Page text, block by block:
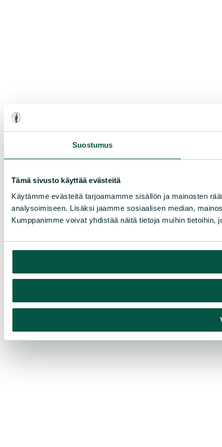
Suostumus
Tämä sivusto käyttää evästeitä
Käytämme evästeitä tarjoamamme sisällön ja mainosten
analysoimiseen. Lisäksi jaamme sosiaalisen median,
Kumppanimme voivat yhdistää näitä tietoja muihin tietoihin,